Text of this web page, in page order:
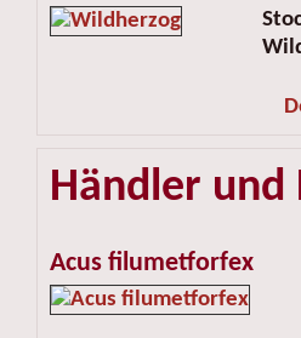
Händler und
Acus filumetforfex